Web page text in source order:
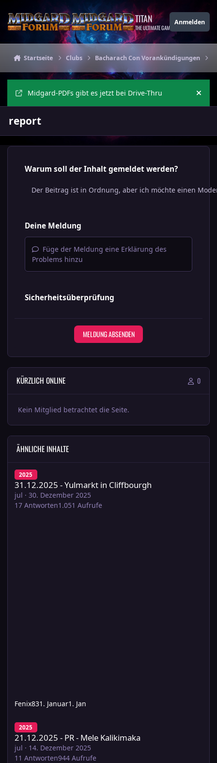
TITAN
THE ULTIMATE GAMING THEME
Anmelden
Startseite Clubs Bacharach Con Vorankündigungen
Midgard-PDFs gibt es jetzt bei Drive-Thru
report
Warum soll der Inhalt gemeldet werden?
Deine Meldung
Füge der Meldung eine Erklärung des
Problems hinzu
Sicherheitsüberprüfung
MELDUNG ABSENDEN
KÜRZLICH ONLINE 0
Kein Mitglied betrachtet die Seite.
ÄHNLICHE INHALTE
2025
31.12.2025 - Yulmarkt in Cliffbourgh
jul · 30. Dezember 2025
17 Antworten1.051 Aufrufe
Fenix831. Januar1. Jan
2025
21.12.2025 - PR - Mele Kalikimaka
jul · 14. Dezember 2025
11 Antworten944 Aufrufe